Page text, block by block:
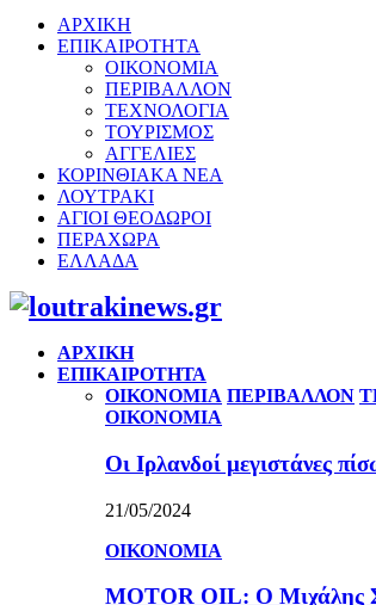
ΑΡΧΙΚΗ
ΕΠΙΚΑΙΡΟΤΗΤΑ
ΟΙΚΟΝΟΜΙΑ
ΠΕΡΙΒΑΛΛΟΝ
ΤΕΧΝΟΛΟΓΙΑ
ΤΟΥΡΙΣΜΟΣ
ΑΓΓΕΛΙΕΣ
ΚΟΡΙΝΘΙΑΚΑ ΝΕΑ
ΛΟΥΤΡΑΚΙ
ΑΓΙΟΙ ΘΕΟΔΩΡΟΙ
ΠΕΡΑΧΩΡΑ
ΕΛΛΑΔΑ
Facebook
Twitter
Instagram
Pinterest
Youtube
ΑΡΧΙΚΗ
ΕΠΙΚΑΙΡΟΤΗΤΑ
ΟΙΚΟΝΟΜΙΑ ΠΕΡΙΒΑΛΛΟΝ
ΟΙΚΟΝΟΜΙΑ
Οι Ιρλανδοί μεγιστάνες
21/05/2024
ΟΙΚΟΝΟΜΙΑ
MOTOR OIL: Ο Μιχάλης